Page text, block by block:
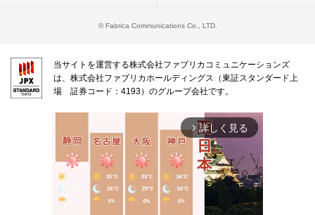
© Fabrica Communications Co., LTD.
当サイトを運営する株式会社ファブリカコミュニケーションズ
は、株式会社ファブリカホールディングス（東証スタンダード上
場 証券コード：4193）のグループ会社です。
arrow_forward_ios 詳しく見る